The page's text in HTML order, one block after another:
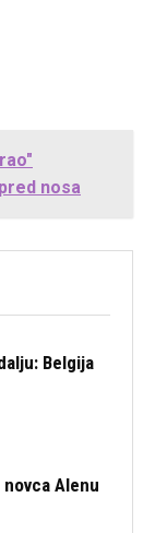
nosa
Belgija
Alenu